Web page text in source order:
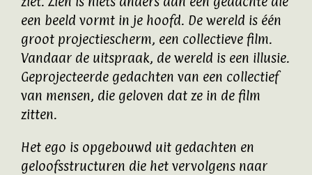
een beeld vormt in je hoofd. De wereld is één
groot projectiescherm, een collectieve film.
Vandaar de uitspraak, de wereld is een illusie.
Geprojecteerde gedachten van een collectief
van mensen, die geloven dat ze in de film
zitten.
Het ego is opgebouwd uit gedachten en
geloofsstructuren die het vervolgens naar